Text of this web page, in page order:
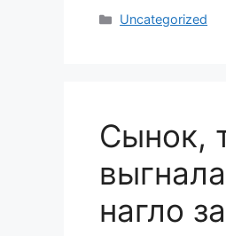
Categories
Uncategorized
Сынок,
нагло